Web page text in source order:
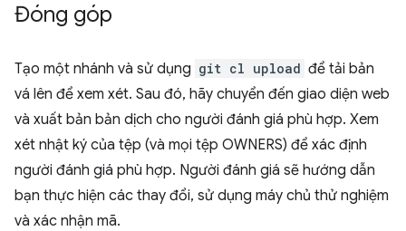
Đóng góp
Tạo một nhánh và sử dụng git cl upload để tải bản
vá lên để xem xét. Sau đó, hãy chuyển đến giao diện web
và xuất bản bản dịch cho người đánh giá phù hợp. Xem
xét nhật ký của tệp (và mọi tệp OWNERS) để xác định
người đánh giá phù hợp. Người đánh giá sẽ hướng dẫn
bạn thực hiện các thay đổi, sử dụng máy chủ thử nghiệm
và xác nhận mã.